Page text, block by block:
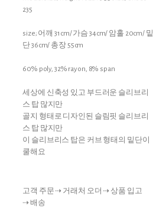
235
size; 어깨 31cm/ 가슴 34cm/ 암홀 20cm/ 밑
단 36cm/ 총장 55cm
60% poly, 32% rayon, 8% span
세상에 신축성 있고 부드러운 슬리브리
스 탑 많지만
골지 형태로 디자인된 슬림핏 슬리브리
스 탑 많지만
이 슬리브리스 탑은 커브 형태의 밑단이
쿨해요
고객 주문 ⇢ 거래처 오더 ⇢ 상품 입고
⇢ 배송